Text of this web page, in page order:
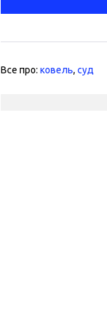
Все про:ковель,суд